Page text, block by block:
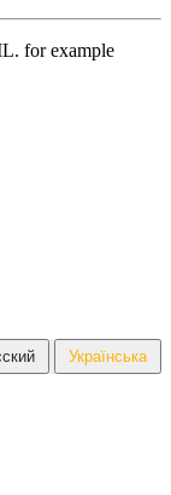
for example
Українська